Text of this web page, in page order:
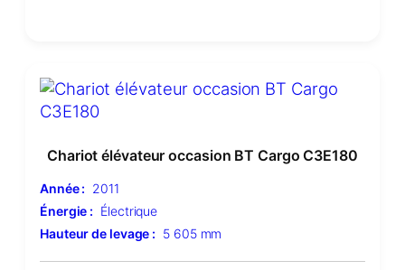
Chariot élévateur occasion BT Cargo C3E180
Année : 2011
Énergie : Électrique
Hauteur de levage : 5 605 mm